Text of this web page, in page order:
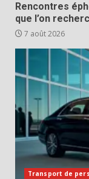
Rencontres
que l’on
7 août 2026
Transport de